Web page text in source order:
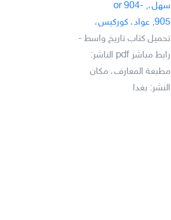
سهل،, -904 or
905, عواد، کورکيس،
تحميل كتاب تاريخ واسط -
رابط مباشر pdf الناشر:
مطبعة المعارف، مكان
النشر: بغدا